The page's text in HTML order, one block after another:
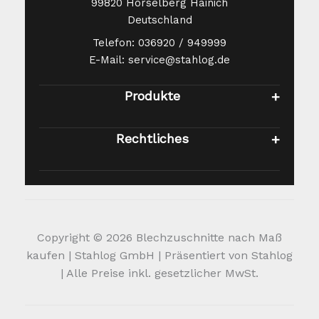
99820 Hörselberg Hainich
Deutschland
Telefon: 036920 / 949999
E-Mail: service@stahlog.de
Produkte
Rechtliches
Copyright © 2026 Blechzuschnitte nach Maß
kaufen | Stahlog GmbH | Präsentiert von Stahlog
| Alle Preise inkl. gesetzlicher MwSt.